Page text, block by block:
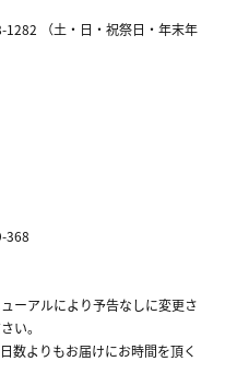
（土・日・祝祭日・年末年
368
ーアルにより予告なしに変更さ
い。
数よりもお届けにお時間を頂く